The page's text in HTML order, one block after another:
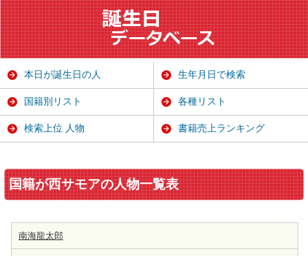
国籍が西サモアの人物一覧表
南海龍太郎
本日が誕生日の人 生年月日で検索
国籍別リスト 各種リスト
検索上位 人物 書籍売上ランキング